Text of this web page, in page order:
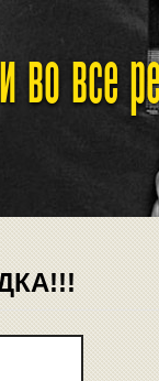
во все